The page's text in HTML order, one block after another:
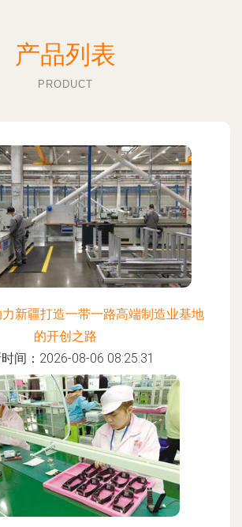
产品列表
PRODUCT
新疆打造一带一路高端制造业基地
的开创之路
间：2026-08-06 08:25:31